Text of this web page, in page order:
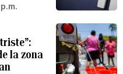
la zona